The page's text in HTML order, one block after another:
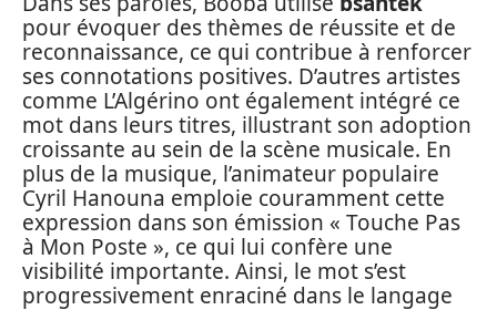
pour évoquer des thèmes de réussite et de
reconnaissance, ce qui contribue à renforcer
ses connotations positives. D’autres artistes
comme L’Algérino ont également intégré ce
mot dans leurs titres, illustrant son adoption
croissante au sein de la scène musicale. En
plus de la musique, l’animateur populaire
Cyril Hanouna emploie couramment cette
expression dans son émission « Touche Pas
à Mon Poste », ce qui lui confère une
visibilité importante. Ainsi, le mot s’est
progressivement enraciné dans le langage